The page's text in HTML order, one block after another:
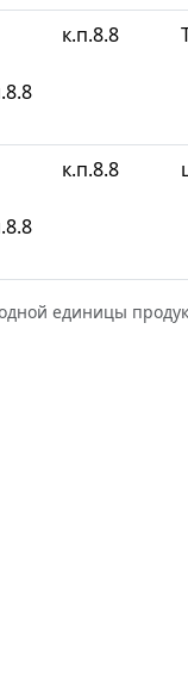
к.п.8.8
к.п.8.8
единицы